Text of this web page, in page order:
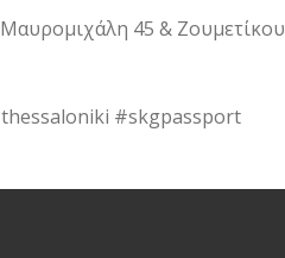
45 & Ζουμετίκου
#skgpassport